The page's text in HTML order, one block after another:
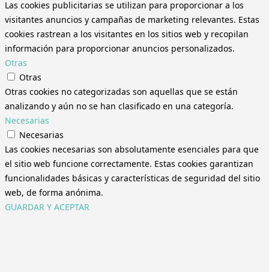
Las cookies publicitarias se utilizan para proporcionar a los
visitantes anuncios y campañas de marketing relevantes. Estas
cookies rastrean a los visitantes en los sitios web y recopilan
información para proporcionar anuncios personalizados.
Otras
Otras
Otras cookies no categorizadas son aquellas que se están
analizando y aún no se han clasificado en una categoría.
Necesarias
Necesarias
Las cookies necesarias son absolutamente esenciales para que
el sitio web funcione correctamente. Estas cookies garantizan
funcionalidades básicas y características de seguridad del sitio
web, de forma anónima.
GUARDAR Y ACEPTAR